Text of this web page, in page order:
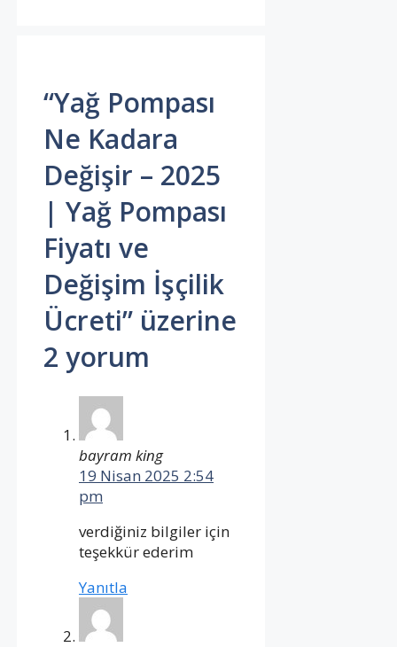
“Yağ Pompası
Ne Kadara
Değişir – 2025
| Yağ Pompası
Fiyatı ve
Değişim İşçilik
Ücreti” üzerine
2 yorum
bayram king
19 Nisan 2025 2:54
pm
verdiğiniz bilgiler için
teşekkür ederim
Yanıtla